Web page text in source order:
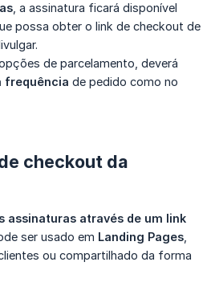
, a assinatura ficará disponível
possa obter o link de checkout de
de parcelamento, deverá
frequência de pedido como no
checkout da
assinaturas através de um link
ser usado em Landing Pages
ou compartilhado da forma